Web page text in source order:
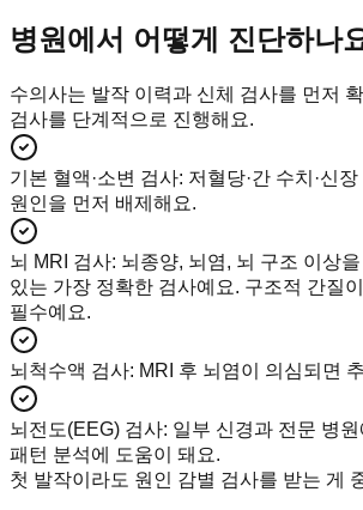
병원에서 어떻게 진단하나
수의사는 발작 이력과 신체 검사를 먼저
검사를 단계적으로 진행해요.
기본 혈액·소변 검사: 저혈당·간 수치·신
원인을 먼저 배제해요.
뇌 MRI 검사: 뇌종양, 뇌염, 뇌 구조 이상
있는 가장 정확한 검사예요. 구조적 간질
필수예요.
뇌척수액 검사: MRI 후 뇌염이 의심되면
뇌전도(EEG) 검사: 일부 신경과 전문 병
패턴 분석에 도움이 돼요.
첫 발작이라도 원인 감별 검사를 받는 게